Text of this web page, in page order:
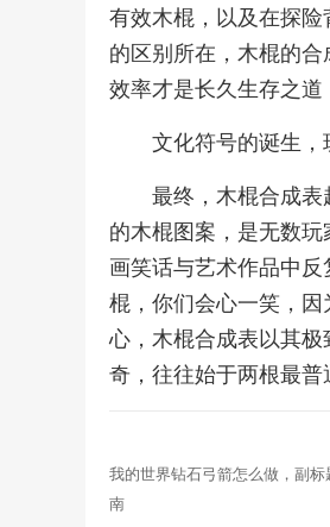
有效木棍，以及在探
的区别所在，木棍的
效率才是长久生存之道
文化符号的诞生
最终，木棍合成表
的木棍图案，是无数
画笑话与艺术作品中
棍，你们会心一笑，
心，木棍合成表以其
奇，往往始于两根最普
我的世界钻石弓箭怎么做，副
南